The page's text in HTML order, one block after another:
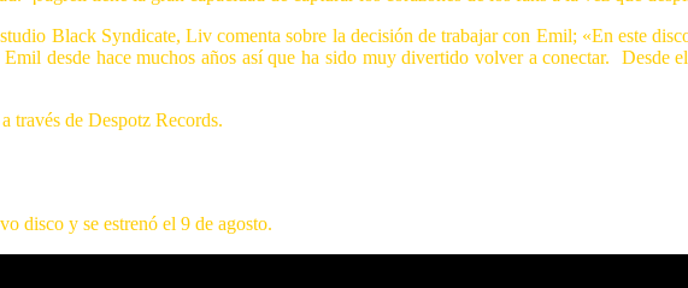
Black Syndicate, Liv comenta sobre la decisión de trabajar con Emil; «En este
desde hace muchos años así que ha sido muy divertido volver a conectar. Desde
través de Despotz Records.
disco y se estrenó el 9 de agosto.